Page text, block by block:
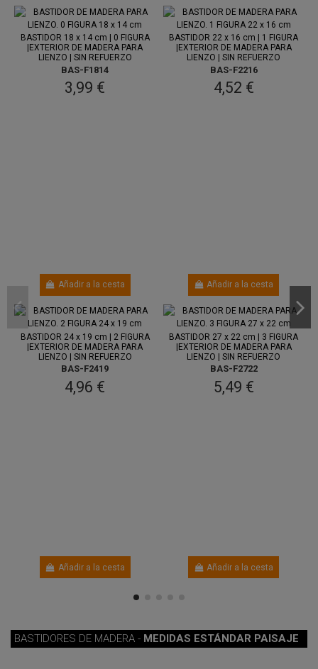
Entre 7
ago.y 11 ago.
BASTIDOR 18 x 14 cm | 0 FIGURA
|EXTERIOR DE MADERA PARA
LIENZO | SIN REFUERZO
BAS-F1814
3,99 €
Añadir a la cesta
Entre 7
ago.y 11 ago.
BASTIDOR 22 x 16 cm | 1 FIGURA
|EXTERIOR DE MADERA PARA
LIENZO | SIN REFUERZO
BAS-F2216
4,52 €
Añadir a la cesta
Entre 7
ago.y 11 ago.
BASTIDOR 24 x 19 cm | 2 FIGURA
|EXTERIOR DE MADERA PARA
LIENZO | SIN REFUERZO
BAS-F2419
4,96 €
Añadir a la cesta
Entre 7
ago.y 11 ago.
BASTIDOR 27 x 22 cm | 3 FIGURA
|EXTERIOR DE MADERA PARA
LIENZO | SIN REFUERZO
BAS-F2722
5,49 €
Añadir a la cesta
BASTIDORES DE MADERA - MEDIDAS ESTÁNDAR PAISAJE